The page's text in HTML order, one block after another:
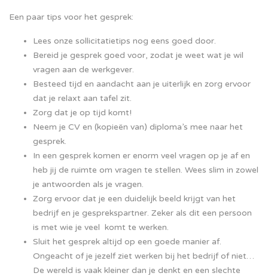
Een paar tips voor het gesprek:
Lees onze sollicitatietips nog eens goed door.
Bereid je gesprek goed voor, zodat je weet wat je wil
vragen aan de werkgever.
Besteed tijd en aandacht aan je uiterlijk en zorg ervoor
dat je relaxt aan tafel zit.
Zorg dat je op tijd komt!
Neem je CV en (kopieën van) diploma’s mee naar het
gesprek.
In een gesprek komen er enorm veel vragen op je af en
heb jij de ruimte om vragen te stellen. Wees slim in zowel
je antwoorden als je vragen.
Zorg ervoor dat je een duidelijk beeld krijgt van het
bedrijf en je gesprekspartner. Zeker als dit een persoon
is met wie je veel komt te werken.
Sluit het gesprek altijd op een goede manier af.
Ongeacht of je jezelf ziet werken bij het bedrijf of niet…
De wereld is vaak kleiner dan je denkt en een slechte